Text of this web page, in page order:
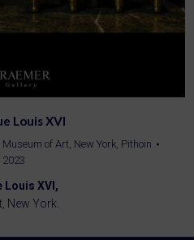
Louis XVI
of Art, New York, Pithoin
2023
Louis XVI,
New York.